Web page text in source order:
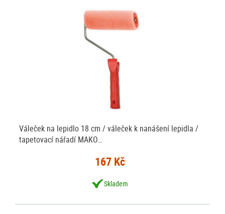
Váleček na lepidlo 18 cm / váleček k nanášení lepidla /
tapetovací nářadí MAKO…
167 Kč
Skladem